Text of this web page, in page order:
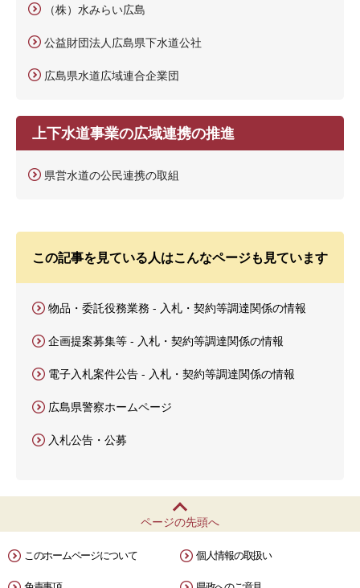
（株）水みらい広島
公益財団法人広島県下水道公社
広島県水道広域連合企業団
上下水道事業の広域連携の推進
県営水道の公民連携の取組
この記事を見ている人はこんなページも見ています
物品・委託役務業務 - 入札・契約等調達関係の情報
企画提案募集等 - 入札・契約等調達関係の情報
電子入札案件公告 - 入札・契約等調達関係の情報
広島県警察ホームページ
入札公告・公募
ページの先頭へ
このホームページについて 個人情報の取扱い